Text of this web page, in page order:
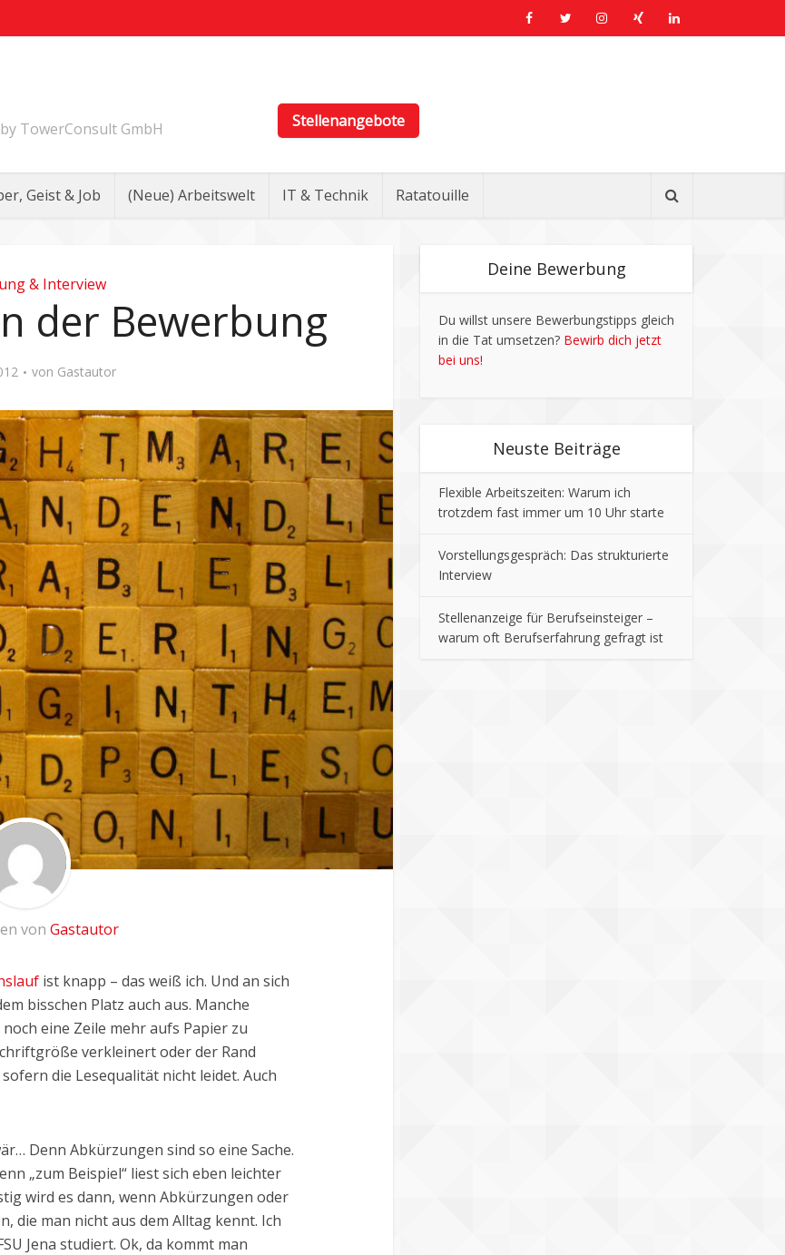
TowerConsult GmbH
Geist & Job (Neue) Arbeitswelt IT & Technik Ratatouille
Stellenangebote
& Interview
der Bewerbung
von Gastautor
von Gastautor
ist knapp – das weiß ich. Und an sich
bisschen Platz auch aus. Manche
eine Zeile mehr aufs Papier zu
verkleinert oder der Rand
die Lesequalität nicht leidet. Auch
Denn Abkürzungen sind so eine Sache.
„zum Beispiel“ liest sich eben leichter
wird es dann, wenn Abkürzungen oder
die man nicht aus dem Alltag kennt. Ich
Jena studiert. Ok, da kommt man
Deine Bewerbung
Du willst unsere Bewerbungstipps gleich
in die Tat umsetzen? Bewirb dich jetzt
bei uns!
Neuste Beiträge
Flexible Arbeitszeiten: Warum ich
trotzdem fast immer um 10 Uhr starte
Vorstellungsgespräch: Das strukturierte
Interview
Stellenanzeige für Berufseinsteiger –
warum oft Berufserfahrung gefragt ist